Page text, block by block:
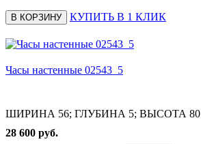
В КОРЗИНУ КУПИТЬ В 1 КЛИК
Часы настенные 02543_5
ШИРИНА 56; ГЛУБИНА 5; ВЫСОТА 80
28 600 руб.